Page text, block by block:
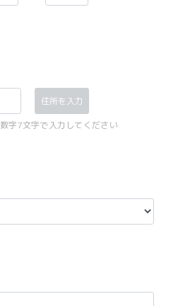
住所を入力
字7文字で入力してください